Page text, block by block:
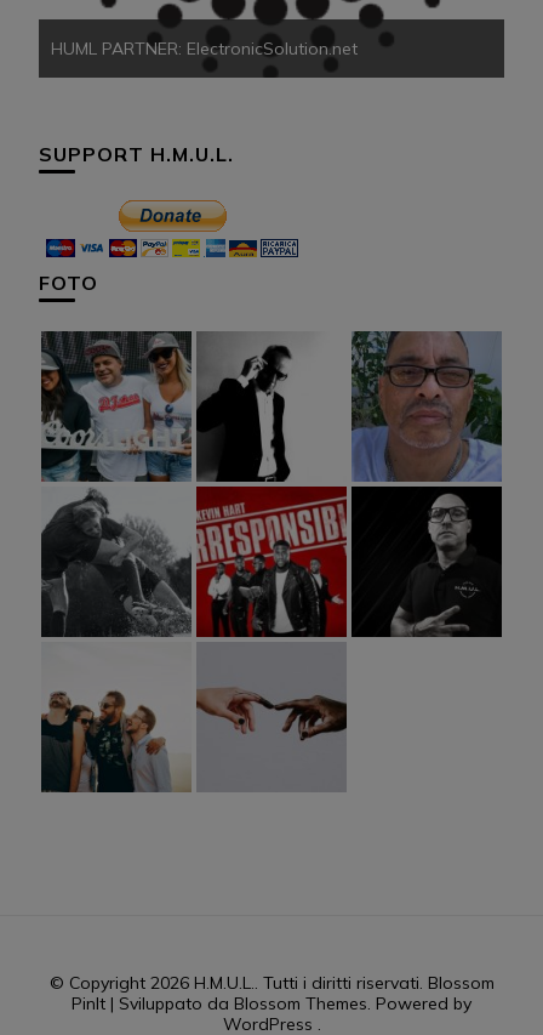
HUML PARTNER: ElectronicSolution.net
SUPPORT H.M.U.L.
FOTO
© Copyright 2026 H.M.U.L.. Tutti i diritti riservati. Blossom
PinIt | Sviluppato da Blossom Themes. Powered by
WordPress .